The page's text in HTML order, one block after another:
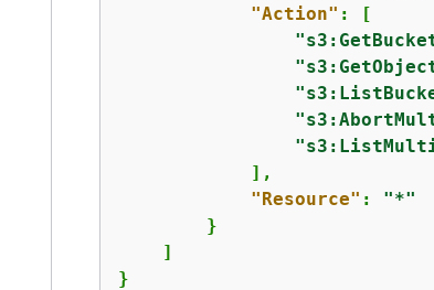
"Action" : [
            ],
"Resource" : "*"
        }
    ]
}